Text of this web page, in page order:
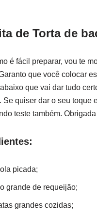
de Torta de
é fácil preparar, vou te
que você colocar
que vai dar tudo
Se quiser dar o seu toque
teste também.
picada;
grande de requeijão;
grandes cozidas;